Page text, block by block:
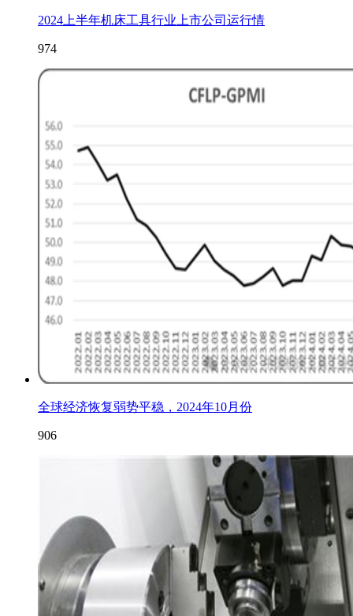
2024上半年机床工具行业上市公司运行情
974
全球经济恢复弱势平稳，2024年10月份
906